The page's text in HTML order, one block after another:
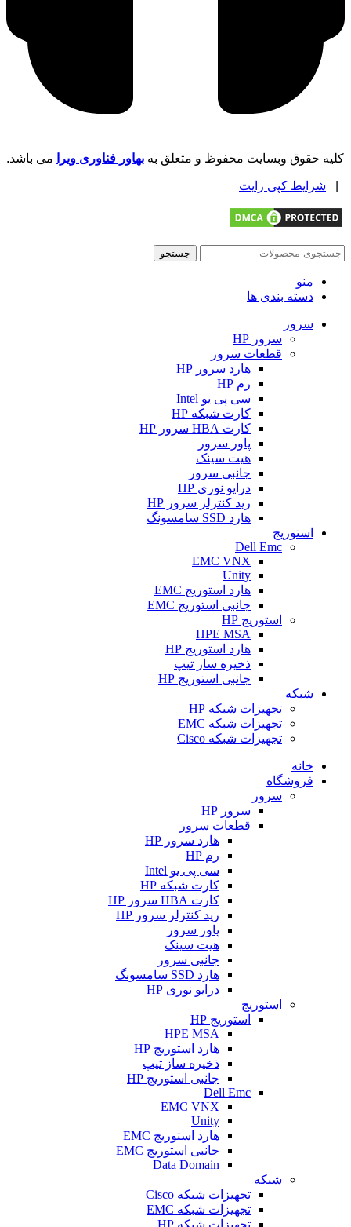
کلیه حقوق وبسایت محفوظ و متعلق به بهاور فناوری ویرا می باشد.
شرایط کپی رایت
جستجو
منو
دسته بندی ها
سرور
سرور HP
قطعات سرور
هارد سرور HP
رم HP
سی پی یو Intel
کارت شبکه HP
کارت HBA سرور HP
پاور سرور
هیت سینک
جانبی سرور
درایو نوری HP
رید کنترلر سرور HP
هارد SSD سامسونگ
استوریج
Dell Emc
EMC VNX
Unity
هارد استوریج EMC
جانبی استوریج EMC
استوریج HP
HPE MSA
هارد استوریج HP
ذخیره ساز تیپ
جانبی استوریج HP
شبکه
تجهیزات شبکه HP
تجهیزات شبکه EMC
تجهیزات شبکه Cisco
خانه
فروشگاه
سرور
سرور HP
قطعات سرور
هارد سرور HP
رم HP
سی پی یو Intel
کارت شبکه HP
کارت HBA سرور HP
رید کنترلر سرور HP
پاور سرور
هیت سینک
جانبی سرور
هارد SSD سامسونگ
درایو نوری HP
استوریج
استوریج HP
HPE MSA
هارد استوریج HP
ذخیره ساز تیپ
جانبی استوریج HP
Dell Emc
EMC VNX
Unity
هارد استوریج EMC
جانبی استوریج EMC
Data Domain
شبکه
تجهیزات شبکه Cisco
تجهیزات شبکه EMC